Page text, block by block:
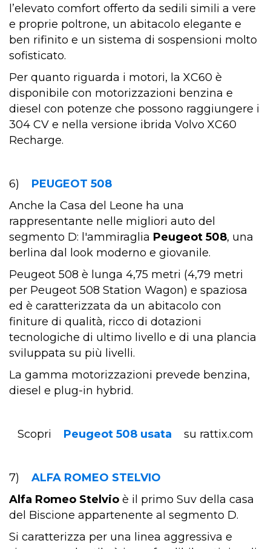
l’elevato comfort offerto da sedili simili a vere
e proprie poltrone, un abitacolo elegante e
ben rifinito e un sistema di sospensioni molto
sofisticato.
Per quanto riguarda i motori, la XC60 è
disponibile con motorizzazioni benzina e
diesel con potenze che possono raggiungere i
304 CV e nella versione ibrida Volvo XC60
Recharge.
6)
PEUGEOT 508
Anche la Casa del Leone ha una
rappresentante nelle migliori auto del
segmento D: l'ammiraglia Peugeot 508, una
berlina dal look moderno e giovanile.
Peugeot 508 è lunga 4,75 metri (4,79 metri
per Peugeot 508 Station Wagon) e spaziosa
ed è caratterizzata da un abitacolo con
finiture di qualità, ricco di dotazioni
tecnologiche di ultimo livello e di una plancia
sviluppata su più livelli.
La gamma motorizzazioni prevede benzina,
diesel e plug-in hybrid.
Scopri Peugeot 508 usata su rattix.com
7)
ALFA ROMEO STELVIO
Alfa Romeo Stelvio è il primo Suv della casa
del Biscione appartenente al segmento D.
Si caratterizza per una linea aggressiva e